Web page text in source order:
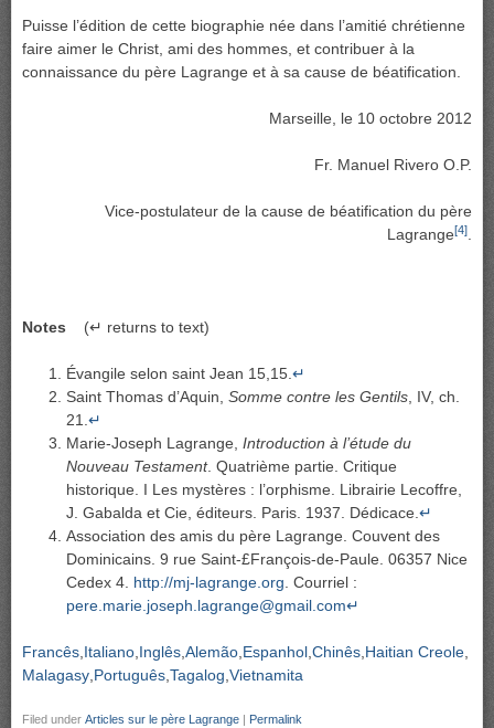
Puisse l’édition de cette biographie née dans l’amitié chrétienne
faire aimer le Christ, ami des hommes, et contribuer à la
connaissance du père Lagrange et à sa cause de béatification.
Marseille, le 10 octobre 2012
Fr. Manuel Rivero O.P.
Vice-postulateur de la cause de béatification du père
Lagrange[4].
Notes (↵ returns to text)
Évangile selon saint Jean 15,15.↵
Saint Thomas d’Aquin, Somme contre les Gentils, IV, ch.
21.↵
Marie-Joseph Lagrange, Introduction à l’étude du
Nouveau Testament. Quatrième partie. Critique
historique. I Les mystères : l’orphisme. Librairie Lecoffre,
J. Gabalda et Cie, éditeurs. Paris. 1937. Dédicace.↵
Association des amis du père Lagrange. Couvent des
Dominicains. 9 rue Saint-£François-de-Paule. 06357 Nice
Cedex 4. http://mj-lagrange.org. Courriel :
pere.marie.joseph.lagrange@gmail.com↵
Francês Italiano Inglês Alemão Espanhol Chinês Haitian Creole
Malagasy Português Tagalog Vietnamita
Filed under Articles sur le père Lagrange Permalink